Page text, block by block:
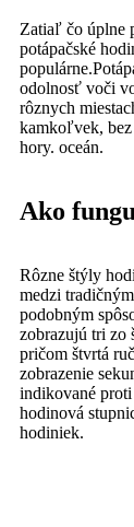
Zatiaľ čo úplne
potápačské
odolnosť voči
rôznych
kamkoľvek,
hory. oceán.
Ako
Rôzne štýly
medzi
podobným
zobrazujú tri zo
pričom štvrtá
zobrazenie
indikované
hodinová
hodiniek.